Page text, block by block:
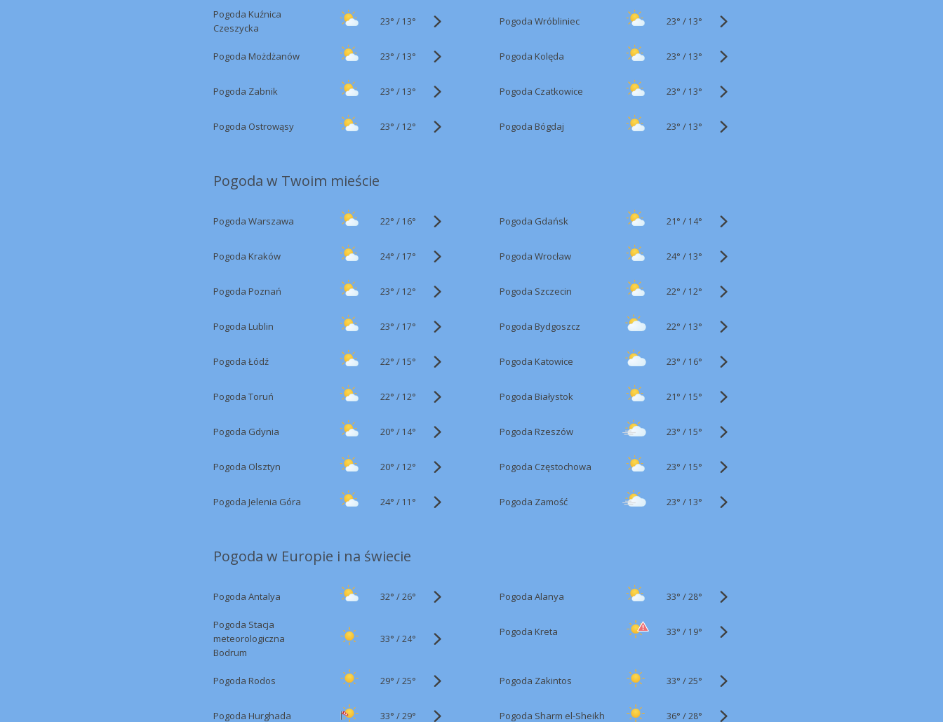
Pogoda Kuźnica
Czeszycka
23° / 13° Pogoda Wróbliniec 23° / 13°
Pogoda Możdżanów 23° / 13° Pogoda Kolęda 23° / 13°
Pogoda Zabnik 23° / 13° Pogoda Czatkowice 23° / 13°
Pogoda Ostrowąsy 23° / 12° Pogoda Bógdaj 23° / 13°
Pogoda w Twoim mieście
Pogoda Warszawa 22° / 16° Pogoda Gdańsk 21° / 14°
Pogoda Kraków 24° / 17° Pogoda Wrocław 24° / 13°
Pogoda Poznań 23° / 12° Pogoda Szczecin 22° / 12°
Pogoda Lublin 23° / 17° Pogoda Bydgoszcz 22° / 13°
Pogoda Łódź 22° / 15° Pogoda Katowice 23° / 16°
Pogoda Toruń 22° / 12° Pogoda Białystok 21° / 15°
Pogoda Gdynia 20° / 14° Pogoda Rzeszów 23° / 15°
Pogoda Olsztyn 20° / 12° Pogoda Częstochowa 23° / 15°
Pogoda Jelenia Góra 24° / 11° Pogoda Zamość 23° / 13°
Pogoda w Europie i na świecie
Pogoda Antalya 32° /26° Pogoda Alanya 33° /28°
Pogoda Stacja
meteorologiczna
Bodrum
33° /24°
Pogoda Kreta 33° / 19°
Pogoda Rodos 29° /25° Pogoda Zakintos 33° /25°
Pogoda Hurghada 33° /29° Pogoda Sharm el-Sheikh 36° /28°